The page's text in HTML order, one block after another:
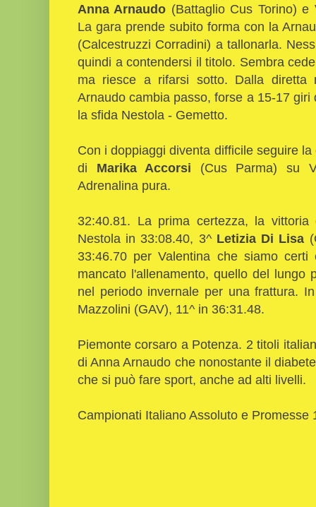
Anna Arnaudo (Battaglio Cus Torino) e
La gara prende subito forma con la
(Calcestruzzi Corradini) a tallonarla.
quindi a contendersi il titolo. Sembra
ma riesce a rifarsi sotto. Dalla
Arnaudo cambia passo, forse a 15-17
la sfida Nestola - Gemetto.
Con i doppiaggi diventa difficile seguire
di Marika Accorsi (Cus Parma) su
Adrenalina pura.
32:40.81. La prima certezza, la
Nestola in 33:08.40, 3^ Letizia Di Lisa
33:46.70 per Valentina che siamo
mancato l'allenamento, quello del
nel periodo invernale per una frattura.
Mazzolini (GAV), 11^ in 36:31.48.
Piemonte corsaro a Potenza. 2 titoli
di Anna Arnaudo che nonostante il
che si può fare sport, anche ad alti livelli.
Campionati Italiano Assoluto e